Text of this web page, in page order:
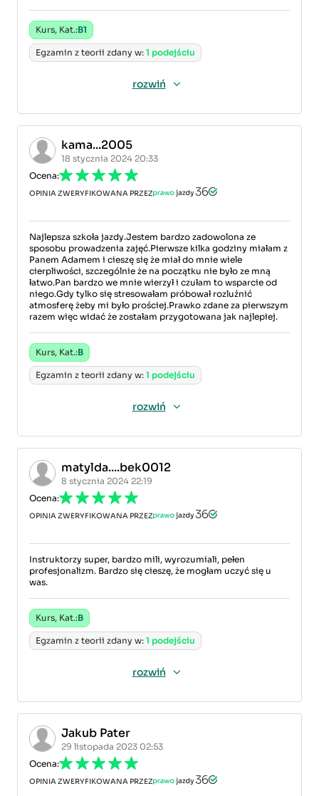
Kurs, Kat.:B1
Egzamin z teorii zdany w: 1 podejściu
rozwiń
kama...2005
18 stycznia 2024 20:33
Ocena:
OPINIA ZWERYFIKOWANA PRZEZ
Najlepsza szkoła jazdy.Jestem bardzo zadowolona ze
sposobu prowadzenia zajęć.Pierwsze kilka godziny miałam z
Panem Adamem i cieszę się że miał do mnie wiele
cierpliwości, szczególnie że na początku nie było ze mną
łatwo.Pan bardzo we mnie wierzył i czułam to wsparcie od
niego.Gdy tylko się stresowałam próbował rozluźnić
atmosferę żeby mi było prościej.Prawko zdane za pierwszym
razem więc widać że zostałam przygotowana jak najlepiej.
Kurs, Kat.:B
Egzamin z teorii zdany w: 1 podejściu
rozwiń
matylda....bek0012
8 stycznia 2024 22:19
Ocena:
OPINIA ZWERYFIKOWANA PRZEZ
Instruktorzy super, bardzo mili, wyrozumiali, pełen
profesjonalizm. Bardzo się cieszę, że mogłam uczyć się u
was.
Kurs, Kat.:B
Egzamin z teorii zdany w: 1 podejściu
rozwiń
Jakub Pater
29 listopada 2023 02:53
Ocena:
OPINIA ZWERYFIKOWANA PRZEZ